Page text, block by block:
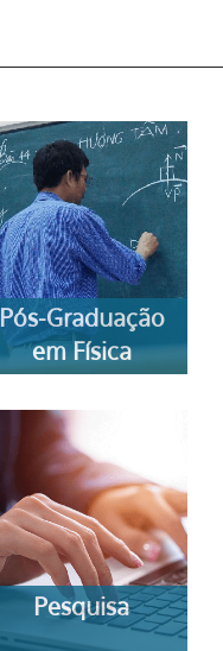
Pós-Graduação
em Física
Pesquisa